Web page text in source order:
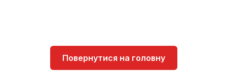
Повернутися на головну